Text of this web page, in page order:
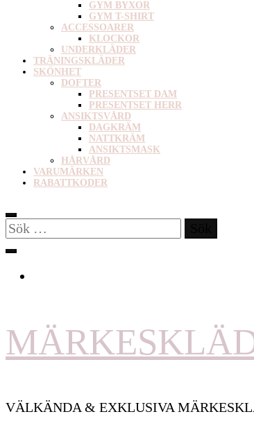
GYM BYXOR
GYM T-SHIRT
ACCESSOARER
KLOCKOR
UNDERKLÄDER
TRÄNINGSKLÄDER
SKÖNHET
DOFTER
PRESENTSET DAM
PRESENTSET HERR
ANSIKTSVÅRD
DAGKRÄM
NATTKRÄM
ANSIKTSMASK
HÅRVÅRD
VARUMÄRKEN
RABATTKODER
Sök
efter:
VÄLKÄNDA & EXKLUSIVA